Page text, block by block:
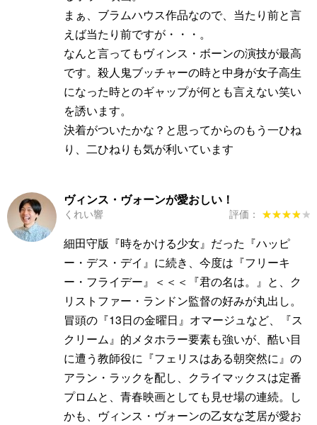
まぁ、ブラムハウス作品なので、当たり前と言
えば当たり前ですが・・・。
なんと言ってもヴィンス・ボーンの演技が最高
です。殺人鬼ブッチャーの時と中身が女子高生
になった時とのギャップが何とも言えない笑い
を誘います。
決着がついたかな？と思ってからのもう一ひね
り、二ひねりも気が利いています
ヴィンス・ヴォーンが愛おしい！
くれい響 評価： ★★★★★
★★★★★
細田守版『時をかける少女』だった『ハッピ
ー・デス・デイ』に続き、今度は『フリーキ
ー・フライデー』＜＜＜『君の名は。』と、ク
リストファー・ランドン監督の好みが丸出し。
冒頭の『13日の金曜日』オマージュなど、『ス
クリーム』的メタホラー要素も強いが、酷い目
に遭う教師役に『フェリスはある朝突然に』の
アラン・ラックを配し、クライマックスは定番
プロムと、青春映画としても見せ場の連続。し
かも、ヴィンス・ヴォーンの乙女な芝居が愛お